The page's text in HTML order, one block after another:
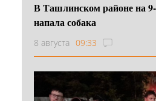
В Ташлинском районе на
напала собака
8 августа 09:33